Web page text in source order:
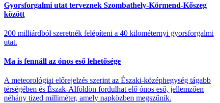
Gyorsforgalmi utat terveznek Szombathely-Körmend-Kőszeg
között
200 milliárdból szeretnék felépíteni a 40 kilométernyi gyorsforgalmi
utat.
Ma is fennáll az ónos eső lehetősége
A meteorológiai előrejelzés szerint az Északi-középhegység tágabb
térségében és Észak-Alföldön fordulhat elő ónos eső, jellemzően
néhány tized milliméter, amely napközben megszűnik.